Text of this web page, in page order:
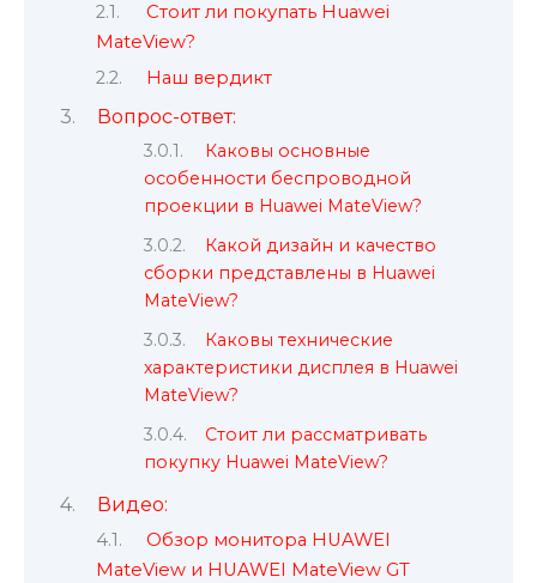
Стоит ли покупать Huawei
MateView?
Наш вердикт
Вопрос-ответ:
Каковы основные
особенности беспроводной
проекции в Huawei MateView?
Какой дизайн и качество
сборки представлены в Huawei
MateView?
Каковы технические
характеристики дисплея в Huawei
MateView?
Стоит ли рассматривать
покупку Huawei MateView?
Видео:
Обзор монитора HUAWEI
MateView и HUAWEI MateView GT